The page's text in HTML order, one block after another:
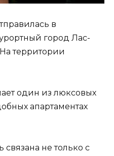
в
город Лас-
территории
один из люксовых
апартаментах
не только с